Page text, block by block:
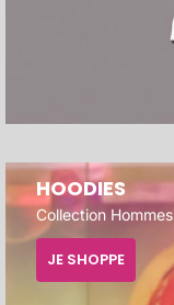
HOODIES
Collection Hommes
JE SHOPPE